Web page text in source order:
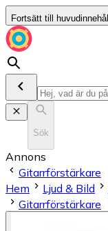
Fortsätt till huvudinnehåll
Sök
Annons
Gitarrförstärkare
Hem
Ljud & Bild
Gitarrförstärkare